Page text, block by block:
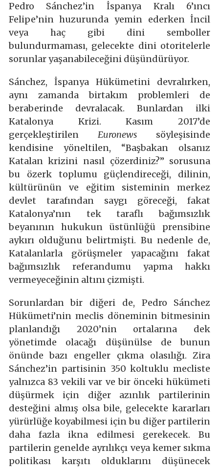
Pedro Sánchez’in İspanya Kralı 6’ıncı
Felipe’nin huzurunda yemin ederken İncil
veya haç gibi dini semboller
bulundurmaması, gelecekte dini otoritelerle
sorunlar yaşanabileceğini düşündürüyor.
Sánchez, İspanya Hükümetini devralırken,
aynı zamanda birtakım problemleri de
beraberinde devralacak. Bunlardan ilki
Katalonya Krizi. Kasım 2017’de
gerçekleştirilen Euronews söyleşisinde
kendisine yöneltilen, “Başbakan olsanız
Katalan krizini nasıl çözerdiniz?” sorusuna
bu özerk toplumu güçlendireceği, dilinin,
kültürünün ve eğitim sisteminin merkez
devlet tarafından saygı göreceği, fakat
Katalonya’nın tek taraflı bağımsızlık
beyanının hukukun üstünlüğü prensibine
aykırı olduğunu belirtmişti. Bu nedenle de,
Katalanlarla görüşmeler yapacağını fakat
bağımsızlık referandumu yapma hakkı
vermeyeceğinin altını çizmişti.
Sorunlardan bir diğeri de, Pedro Sánchez
Hükümeti’nin meclis döneminin bitmesinin
planlandığı 2020’nin ortalarına dek
yönetimde olacağı düşünülse de bunun
önünde bazı engeller çıkma olasılığı. Zira
Sánchez’in partisinin 350 koltuklu mecliste
yalnızca 83 vekili var ve bir önceki hükümeti
düşürmek için diğer azınlık partilerinin
desteğini almış olsa bile, gelecekte kararları
yürürlüğe koyabilmesi için bu diğer partilerin
daha fazla ikna edilmesi gerekecek. Bu
partilerin genelde ayrılıkçı veya kemer sıkma
politikası karşıtı olduklarını düşünecek